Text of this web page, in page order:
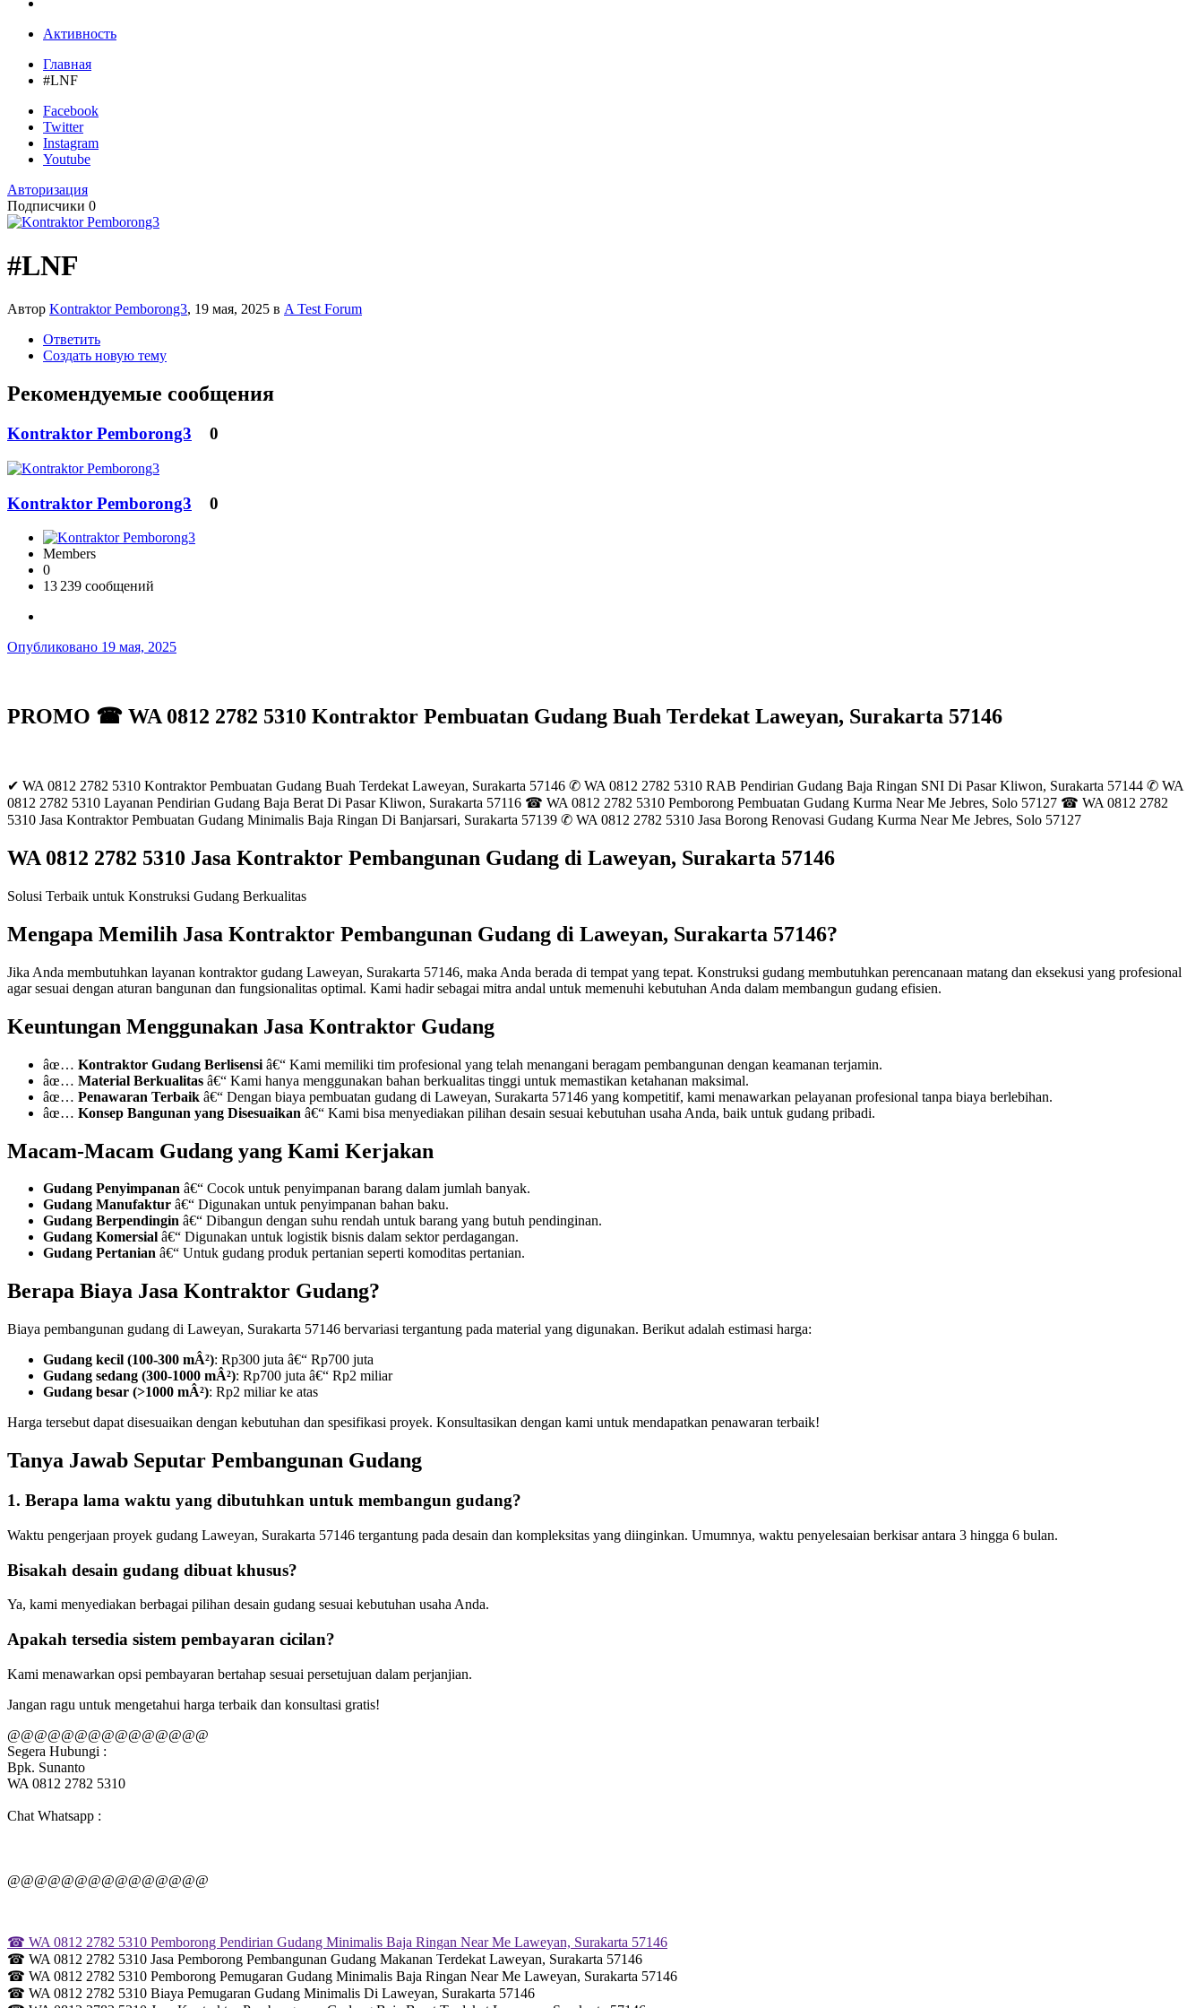
Активность
Главная
#LNF
Facebook
Twitter
Instagram
Youtube
Авторизация
Подписчики 0
#LNF
Автор Kontraktor Pemborong3, 19 мая, 2025 в A Test Forum
Ответить
Создать новую тему
Рекомендуемые сообщения
Kontraktor Pemborong3 0
Kontraktor Pemborong3 0
Members
0
13 239 сообщений
Опубликовано 19 мая, 2025
PROMO ☎ WA 0812 2782 5310 Kontraktor Pembuatan Gudang Buah Terdekat Laweyan, Surakarta 57146
✔ WA 0812 2782 5310 Kontraktor Pembuatan Gudang Buah Terdekat Laweyan, Surakarta 57146 ✆ WA 0812 2782 5310 RAB Pendirian Gudang Baja Ringan SNI Di Pasar Kliwon, Surakarta 57144 ✆ WA
0812 2782 5310 Layanan Pendirian Gudang Baja Berat Di Pasar Kliwon, Surakarta 57116 ☎ WA 0812 2782 5310 Pemborong Pembuatan Gudang Kurma Near Me Jebres, Solo 57127 ☎ WA 0812 2782
5310 Jasa Kontraktor Pembuatan Gudang Minimalis Baja Ringan Di Banjarsari, Surakarta 57139 ✆ WA 0812 2782 5310 Jasa Borong Renovasi Gudang Kurma Near Me Jebres, Solo 57127
WA 0812 2782 5310 Jasa Kontraktor Pembangunan Gudang di Laweyan, Surakarta 57146
Solusi Terbaik untuk Konstruksi Gudang Berkualitas
Mengapa Memilih Jasa Kontraktor Pembangunan Gudang di Laweyan, Surakarta 57146?
Jika Anda membutuhkan layanan kontraktor gudang Laweyan, Surakarta 57146, maka Anda berada di tempat yang tepat. Konstruksi gudang membutuhkan perencanaan matang dan eksekusi yang profesional
agar sesuai dengan aturan bangunan dan fungsionalitas optimal. Kami hadir sebagai mitra andal untuk memenuhi kebutuhan Anda dalam membangun gudang efisien.
Keuntungan Menggunakan Jasa Kontraktor Gudang
âœ… Kontraktor Gudang Berlisensi â€“ Kami memiliki tim profesional yang telah menangani beragam pembangunan dengan keamanan terjamin.
âœ… Material Berkualitas â€“ Kami hanya menggunakan bahan berkualitas tinggi untuk memastikan ketahanan maksimal.
âœ… Penawaran Terbaik â€“ Dengan biaya pembuatan gudang di Laweyan, Surakarta 57146 yang kompetitif, kami menawarkan pelayanan profesional tanpa biaya berlebihan.
âœ… Konsep Bangunan yang Disesuaikan â€“ Kami bisa menyediakan pilihan desain sesuai kebutuhan usaha Anda, baik untuk gudang pribadi.
Macam-Macam Gudang yang Kami Kerjakan
Gudang Penyimpanan â€“ Cocok untuk penyimpanan barang dalam jumlah banyak.
Gudang Manufaktur â€“ Digunakan untuk penyimpanan bahan baku.
Gudang Berpendingin â€“ Dibangun dengan suhu rendah untuk barang yang butuh pendinginan.
Gudang Komersial â€“ Digunakan untuk logistik bisnis dalam sektor perdagangan.
Gudang Pertanian â€“ Untuk gudang produk pertanian seperti komoditas pertanian.
Berapa Biaya Jasa Kontraktor Gudang?
Biaya pembangunan gudang di Laweyan, Surakarta 57146 bervariasi tergantung pada material yang digunakan. Berikut adalah estimasi harga:
Gudang kecil (100-300 mÂ²): Rp300 juta â€“ Rp700 juta
Gudang sedang (300-1000 mÂ²): Rp700 juta â€“ Rp2 miliar
Gudang besar (>1000 mÂ²): Rp2 miliar ke atas
Harga tersebut dapat disesuaikan dengan kebutuhan dan spesifikasi proyek. Konsultasikan dengan kami untuk mendapatkan penawaran terbaik!
Tanya Jawab Seputar Pembangunan Gudang
1. Berapa lama waktu yang dibutuhkan untuk membangun gudang?
Waktu pengerjaan proyek gudang Laweyan, Surakarta 57146 tergantung pada desain dan kompleksitas yang diinginkan. Umumnya, waktu penyelesaian berkisar antara 3 hingga 6 bulan.
Bisakah desain gudang dibuat khusus?
Ya, kami menyediakan berbagai pilihan desain gudang sesuai kebutuhan usaha Anda.
Apakah tersedia sistem pembayaran cicilan?
Kami menawarkan opsi pembayaran bertahap sesuai persetujuan dalam perjanjian.
Jangan ragu untuk mengetahui harga terbaik dan konsultasi gratis!
@@@@@@@@@@@@@@@
Segera Hubungi :
Bpk. Sunanto
WA 0812 2782 5310
Chat Whatsapp :
@@@@@@@@@@@@@@@
☎ WA 0812 2782 5310 Pemborong Pendirian Gudang Minimalis Baja Ringan Near Me Laweyan, Surakarta 57146
☎ WA 0812 2782 5310 Jasa Pemborong Pembangunan Gudang Makanan Terdekat Laweyan, Surakarta 57146
☎ WA 0812 2782 5310 Pemborong Pemugaran Gudang Minimalis Baja Ringan Near Me Laweyan, Surakarta 57146
☎ WA 0812 2782 5310 Biaya Pemugaran Gudang Minimalis Di Laweyan, Surakarta 57146